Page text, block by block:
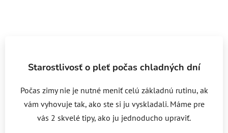
Starostlivosť o pleť počas chladných dní
Počas zimy nie je nutné meniť celú základnú rutinu, ak
vám vyhovuje tak, ako ste si ju vyskladali. Máme pre
vás 2 skvelé tipy, ako ju jednoducho upraviť.